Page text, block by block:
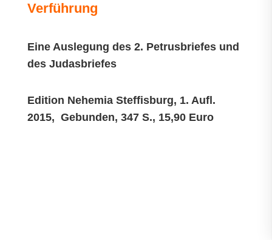
Verführung
Eine Auslegung des 2. Petrusbriefes und
des Judasbriefes
Edition Nehemia Steffisburg, 1. Aufl.
2015, Gebunden, 347 S., 15,90 Euro